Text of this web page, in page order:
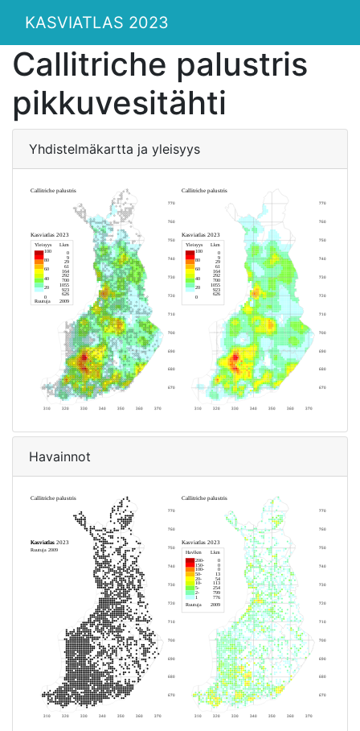
KASVIATLAS 2023
Callitriche palustris
pikkuvesitähti
Yhdistelmäkartta ja yleisyys
Havainnot